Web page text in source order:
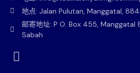
地点: Jalan Pulutan, Manggatal,
邮寄地址: P O. Box 455,
Sabah